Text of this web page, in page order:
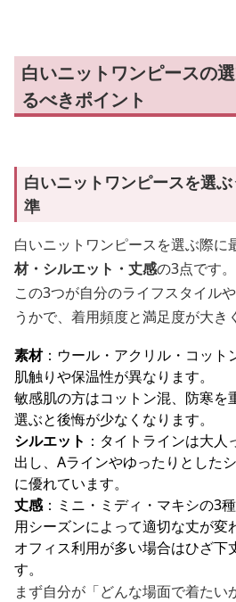
白いニットワンピースの
るべきポイント
白いニットワンピースを選
準
白いニットワンピースを選ぶ際に
材・シルエット・丈感の3点です。
この3つが自分のライフスタイル
うかで、着用頻度と満足度が大き
素材：ウール・アクリル・コット
肌触りや保温性が異なります。
敏感肌の方はコットン混、防寒を
選ぶと後悔が少なくなります。
シルエット ：タイトラインは大
出し、Aラインやゆったりとした
に優れています。
丈感：ミニ・ミディ・マキシの3
用シーズンによって適切な丈が変
オフィス利用が多い場合はひざ下
す。
まず自分が「どんな場面で着たい